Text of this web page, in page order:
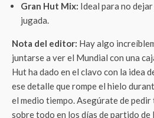
Gran Hut Mix: Ideal para no
jugada.
Nota del editor: Hay algo
juntarse a ver el Mundial con una
Hut ha dado en el clavo con la idea
ese detalle que rompe el hielo
el medio tiempo. Asegúrate de
sobre todo en los días de partido de